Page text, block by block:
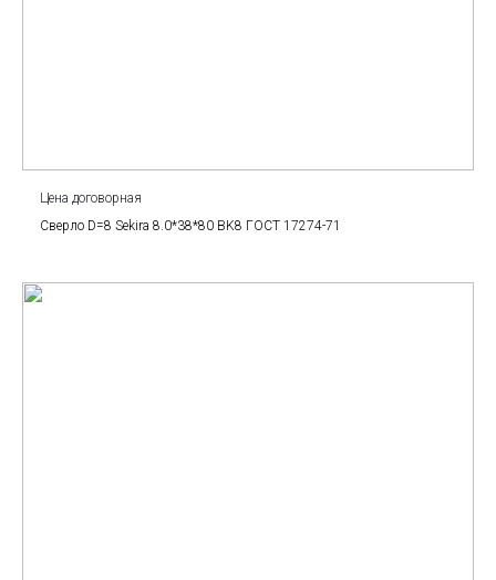
Цена договорная
Сверло D=8 Sekira 8.0*38*80 BK8 ГОСТ 17274-71